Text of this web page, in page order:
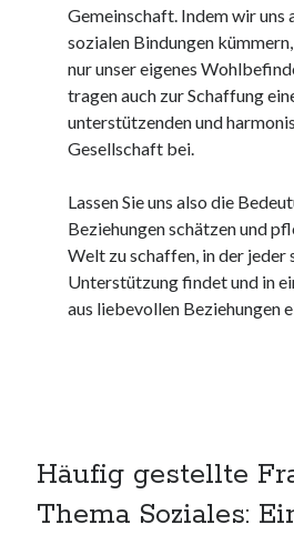
firmenumzug
gymnasium
hause
kultur
kunst und handwerk
nordsee
nordsee urlaub
sportunterricht
türmaße
Gemeinschaft. Indem wir uns
sozialen Bindungen
nur unser eigenes
tragen auch zur Schaffung
unterstützenden und
Gesellschaft bei.
Lassen Sie uns also die
Beziehungen schätzen und
Welt zu schaffen, in der jeder
Unterstützung findet und in
aus liebevollen Beziehungen
Häufig gestellte
Thema Soziales: